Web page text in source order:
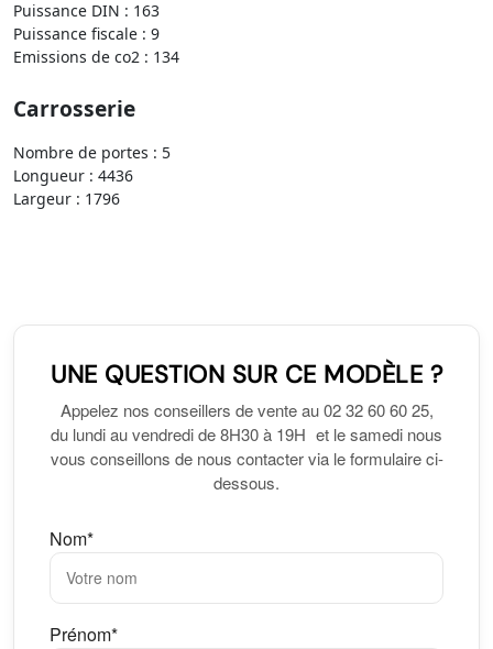
Puissance DIN : 163
Puissance fiscale : 9
Emissions de co2 : 134
Carrosserie
Nombre de portes : 5
Longueur : 4436
Largeur : 1796
UNE QUESTION SUR CE MODÈLE ?
Appelez nos conseillers de vente au 02 32 60 60 25,
du lundi au vendredi de 8H30 à 19H et le samedi nous
vous conseillons de nous contacter via le formulaire ci-
dessous.
Nom*
Prénom*